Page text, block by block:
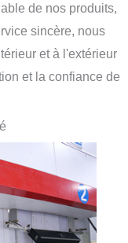
de nos produits,
sincère, nous
et à l'extérieur
et la confiance de